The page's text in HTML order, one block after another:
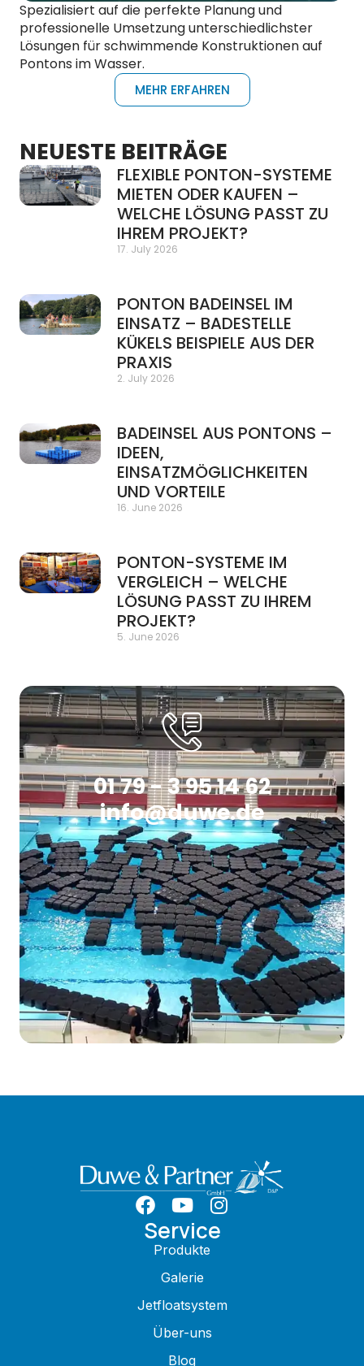
Spezialisiert auf die perfekte Planung und
professionelle Umsetzung unterschiedlichster
Lösungen für schwimmende Konstruktionen auf
Pontons im Wasser.
MEHR ERFAHREN
NEUESTE BEITRÄGE
FLEXIBLE PONTON-SYSTEME
MIETEN ODER KAUFEN –
WELCHE LÖSUNG PASST ZU
IHREM PROJEKT?
17. July 2026
PONTON BADEINSEL IM
EINSATZ – BADESTELLE
KÜKELS BEISPIELE AUS DER
PRAXIS
2. July 2026
BADEINSEL AUS PONTONS –
IDEEN,
EINSATZMÖGLICHKEITEN
UND VORTEILE
16. June 2026
PONTON-SYSTEME IM
VERGLEICH – WELCHE
LÖSUNG PASST ZU IHREM
PROJEKT?
5. June 2026
01 79 - 3 95 14 62
info@duwe.de
Service
Produkte
Galerie
Jetfloatsystem
Über-uns
Blog